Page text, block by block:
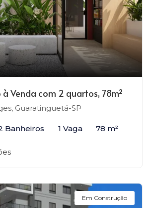
Venda com 2 quartos, 78m²
Guaratinguetá-SP
Banheiros 1 Vaga 78 m²
Em Construção